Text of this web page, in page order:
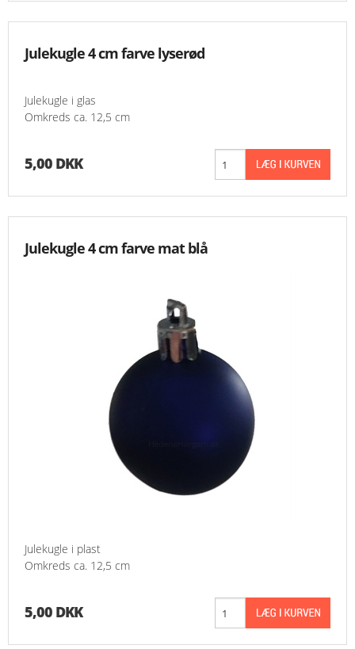
Julekugle 4 cm farve lyserød
Julekugle i glas
Omkreds ca. 12,5 cm
5,00 DKK
Julekugle 4 cm farve mat blå
Julekugle i plast
Omkreds ca. 12,5 cm
5,00 DKK